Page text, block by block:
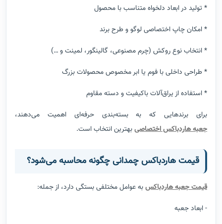
* تولید در ابعاد دلخواه متناسب با محصول
* امکان چاپ اختصاصی لوگو و طرح برند
* انتخاب نوع روکش (چرم مصنوعی، گالینگور، لمینت و …)
* طراحی داخلی با فوم یا ابر مخصوص محصولات بزرگ
* استفاده از یراق‌آلات باکیفیت و دسته مقاوم
برای برندهایی که به بسته‌بندی حرفه‌ای اهمیت می‌دهند،
جعبههاردباکس اختصاصیبهترین انتخاب است.
قیمت هاردباکس چمدانی چگونه محاسبه می‌شود؟
قیمت جعبه هاردباکسبه عوامل مختلفی بستگی دارد، از جمله:
- ابعاد جعبه